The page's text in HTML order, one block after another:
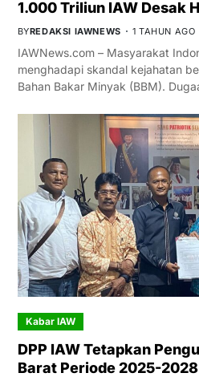
1.000 Triliun IAW Desak
BYREDAKSI IAWNEWS 1 TAHUN AGO
IAWNews.com – Masyarakat
menghadapi skandal kejahatan
Bahan Bakar Minyak (BBM).
Kabar IAW
DPP IAW Tetapkan
Barat Periode 2025-2028